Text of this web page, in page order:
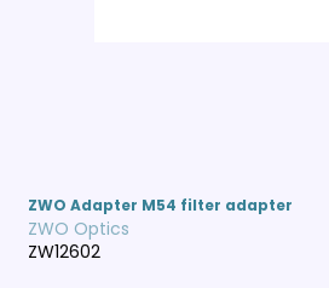
ZWO Adapter M54 filter adapter
ZWO Optics
ZW12602